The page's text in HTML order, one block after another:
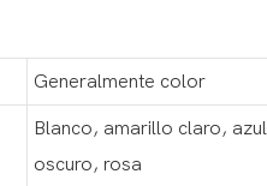
Generalmente color
Blanco, amarillo claro, azul
oscuro, rosa